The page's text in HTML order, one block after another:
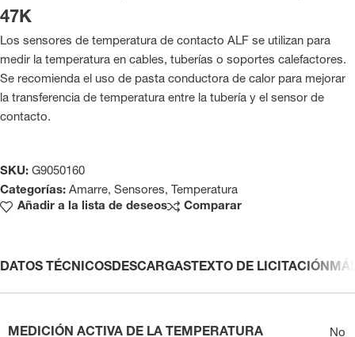
47K
Los sensores de temperatura de contacto ALF se utilizan para
medir la temperatura en cables, tuberías o soportes calefactores.
Se recomienda el uso de pasta conductora de calor para mejorar
la transferencia de temperatura entre la tubería y el sensor de
contacto.
SKU: G9050160
Categorías: Amarre, Sensores, Temperatura
Añadir a la lista de deseos
Comparar
DATOS TÉCNICOSDESCARGASTEXTO DE LICITACIÓN
MEDICIÓN ACTIVA DE LA TEMPERATURA No